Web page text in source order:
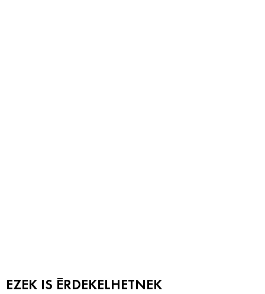
EZEK IS ÉRDEKELHETNEK